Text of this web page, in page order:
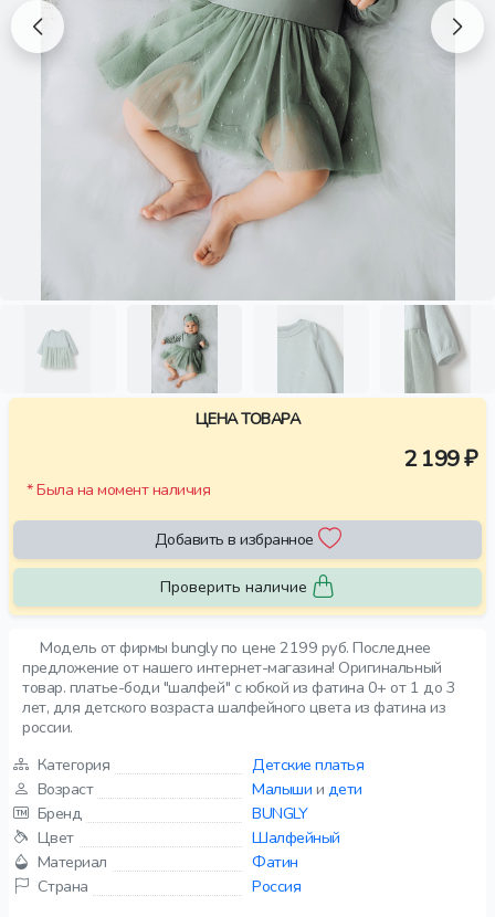
Модель от фирмы bungly по цене 2199 руб. Последнее
предложение от нашего интернет-магазина! Оригинальный
товар. платье-боди "шалфей" с юбкой из фатина 0+ от 1 до 3
лет, для детского возраста шалфейного цвета из фатина из
россии.
Категория
Детские платья
Возраст
Малыши и дети
Бренд
BUNGLY
Цвет
Шалфейный
Материал
Фатин
Страна
Россия
ЦЕНА ТОВАРА
2 199 ₽
* Была на момент наличия
Добавить в избранное
Проверить наличие